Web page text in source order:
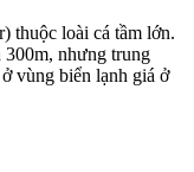
thuộc loài cá tầm lớn.
300m, nhưng trung
vùng biển lạnh giá ở